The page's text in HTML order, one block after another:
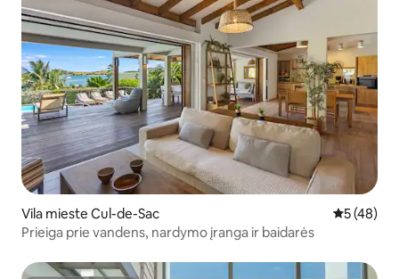
Vila mieste Cul-de-Sac Vidutinis
5 (48)
Prieiga prie vandens, nardymo įranga ir baidarės